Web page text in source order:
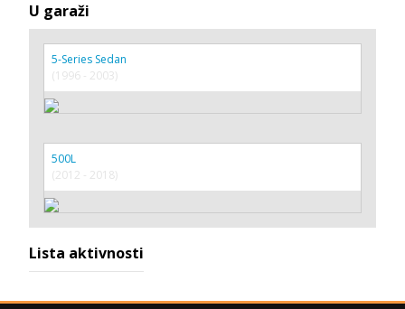
U garaži
5-Series Sedan
(1996 - 2003)
500L
(2012 - 2018)
Lista aktivnosti